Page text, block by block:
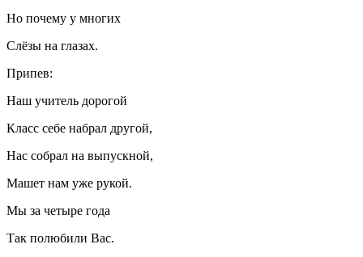
Но почему у многих
Слёзы на глазах.
Припев:
Наш учитель дорогой
Класс себе набрал другой,
Нас собрал на выпускной,
Машет нам уже рукой.
Мы за четыре года
Так полюбили Вас.